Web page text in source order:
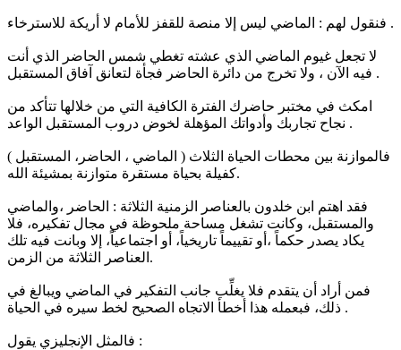
فنقول لهم : الماضي ليس إلا منصة للقفز للأمام لا أريكة للاسترخاء .
لا تجعل غيوم الماضي الذي عشته تغطي شمس الحاضر الذي أنت
فيه الآن ، ولا تخرج من دائرة الحاضر فجأة لتعانق آفاق المستقبل .
امكث في مختبر حاضرك الفترة الكافية التي من خلالها تتأكد من
نجاح تجاربك وأدواتك المؤهلة لخوض دروب المستقبل الواعد .
فالموازنة بين محطات الحياة الثلاث ( الماضي ، الحاضر، المستقبل )
كفيلة بحياة مستقرة متوازنة بمشيئة الله.
فقد اهتم ابن خلدون بالعناصر الزمنية الثلاثة : الحاضر ،والماضي
والمستقبل، وكانت تشغل مساحة ملحوظة في مجال تفكيره، فلا
يكاد يصدر حكماً ،أو تقييماً تاريخياً، أو اجتماعياً، إلا وبانت فيه تلك
العناصر الثلاثة من الزمن.
فمن أراد أن يتقدم فلا يغلِّب جانب التفكير في الماضي ويبالغ في
ذلك، فبعمله هذا أخطأ الاتجاه الصحيح لخط سيره في الحياة .
فالمثل الإنجليزي يقول :